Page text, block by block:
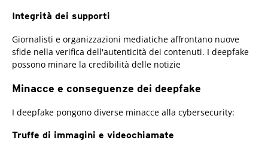
Integrità dei supporti
Giornalisti e organizzazioni mediatiche affrontano nuove
sfide nella verifica dell'autenticità dei contenuti. I deepfake
possono minare la credibilità delle notizie
Minacce e conseguenze dei deepfake
I deepfake pongono diverse minacce alla cybersecurity:
Truffe di immagini e videochiamate